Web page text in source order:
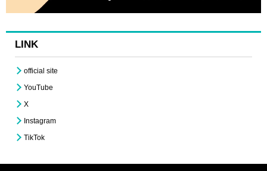
LINK
official site
YouTube
X
Instagram
TikTok